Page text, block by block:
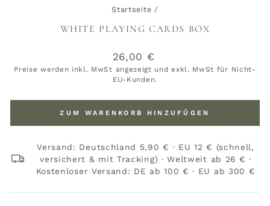
Startseite /
WHITE PLAYING CARDS BOX
Normaler
Preis
26,00 €
Preise werden inkl. MwSt angezeigt und exkl. MwSt für Nicht-
EU-Kunden.
ZUM WARENKORB HINZUFÜGEN
Versand: Deutschland 5,90 € · EU 12 € (schnell,
versichert & mit Tracking) · Weltweit ab 26 € ·
Kostenloser Versand: DE ab 100 € · EU ab 300 €